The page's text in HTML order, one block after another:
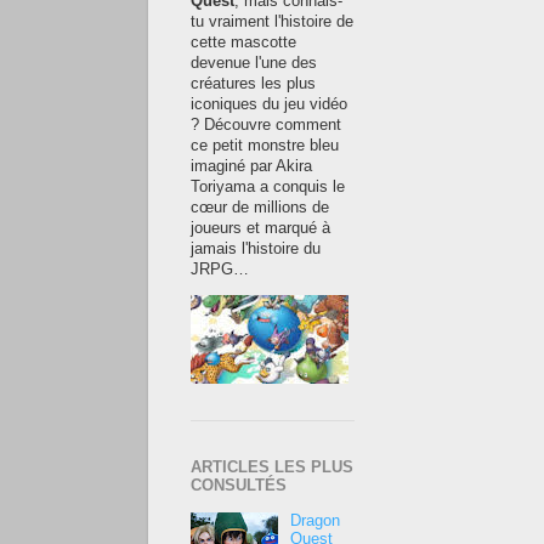
tu vraiment l'histoire de
cette mascotte
devenue l'une des
créatures les plus
iconiques du jeu vidéo
? Découvre comment
ce petit monstre bleu
imaginé par Akira
Toriyama a conquis le
cœur de millions de
joueurs et marqué à
jamais l'histoire du
JRPG…
ARTICLES LES PLUS
CONSULTÉS
Dragon
Quest